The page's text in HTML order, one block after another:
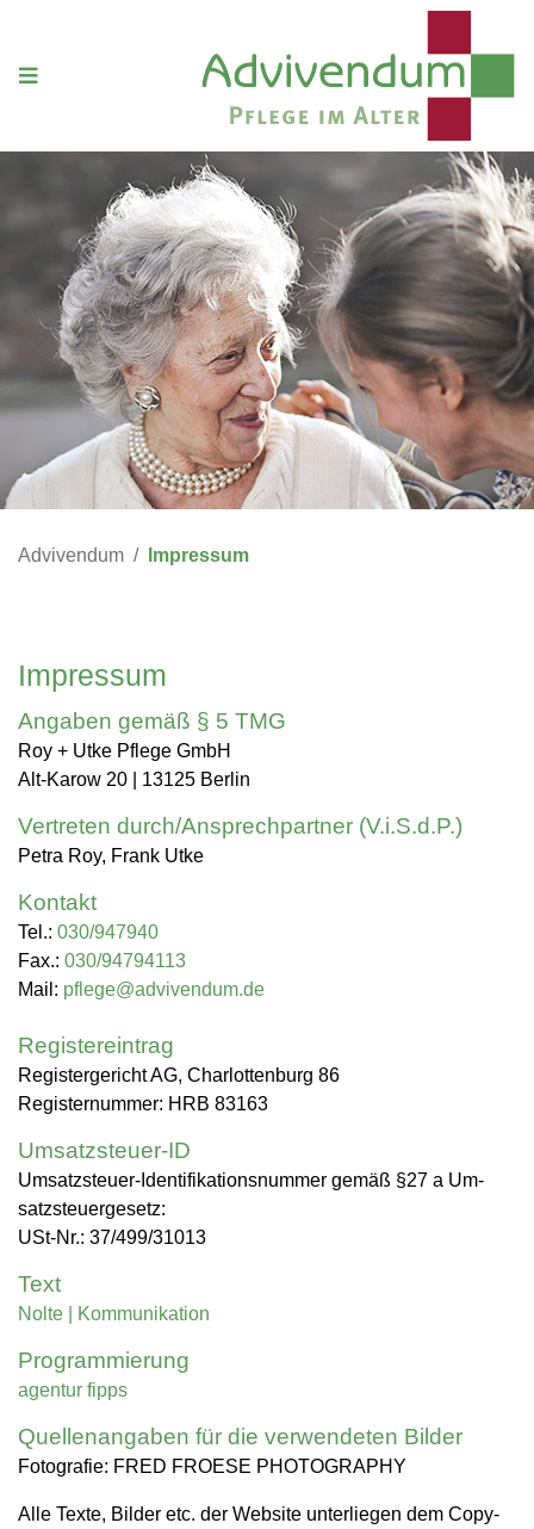
Advivendum Impressum
Impressum
Angaben gemäß § 5 TMG
Roy + Utke Pfle­ge GmbH
Alt-Ka­row 20 | 13125 Ber­lin
Vertreten durch/Ansprechpartner (V.i.S.d.P.)
Petra Roy, Frank Utke
Kontakt
Tel.: 030/947940
Fax.: 030/94794113
Mail: pflege@advivendum.de
Registereintrag
Re­gis­ter­ge­richt AG, Char­lot­ten­burg 86
Re­gis­ter­num­mer: HRB 83163
Umsatzsteuer-ID
Um­satz­steu­er-Iden­ti­fi­ka­ti­ons­num­mer gemäß §27 a Um­
satz­steu­er­ge­setz:
USt-Nr.: 37/499/31013
Text
Nolte | Kom­mu­ni­ka­ti­on
Programmierung
agen­tur fipps
Quellenangaben für die verwendeten Bilder
Fo­to­gra­fie: FRED FROESE PHO­TO­GRA­PHY
Alle Texte, Bil­der etc. der Web­site un­ter­lie­gen dem Co­py­